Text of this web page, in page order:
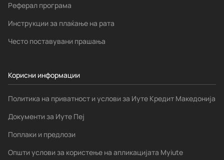
Реферал програма
Инструкции за плаќање на рата
Често поставувани прашања
Корисни информации
Политика на приватност и услови за Иуте Кредит Македонија
Документи за Иуте Пеј
Поплаки и предлози
Општи услови за користење на апликацијата Myiute